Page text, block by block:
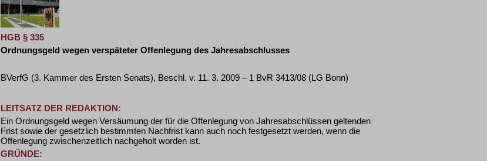
HGB § 335
Ordnungsgeld wegen verspäteter Offenlegung des Jahresabschlusses
BVerfG (3. Kammer des Ersten Senats), Beschl. v. 11. 3. 2009 – 1 BvR 3413/08 (LG Bonn)
LEITSATZ DER REDAKTION:
Ein Ordnungsgeld wegen Versäumung der für die Offenlegung von Jahresabschlüssen geltenden
Frist sowie der gesetzlich bestimmten Nachfrist kann auch noch festgesetzt werden, wenn die
Offenlegung zwischenzeitlich nachgeholt worden ist.
GRÜNDE: